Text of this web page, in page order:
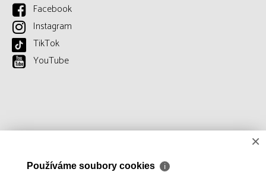
Facebook
Instagram
TikTok
YouTube
×
Používáme soubory cookies ℹ